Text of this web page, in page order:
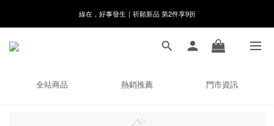
8月月初限定｜指定分類滿件88折！
全站商品 熱銷推薦 門市資訊